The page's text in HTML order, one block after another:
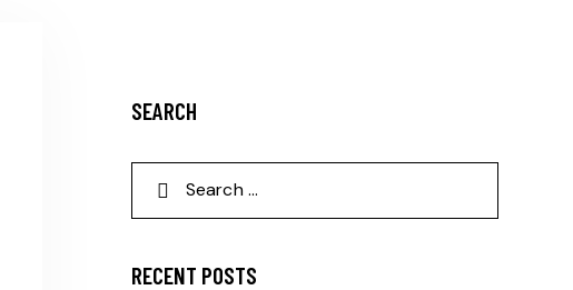
SEARCH
RECENT POSTS